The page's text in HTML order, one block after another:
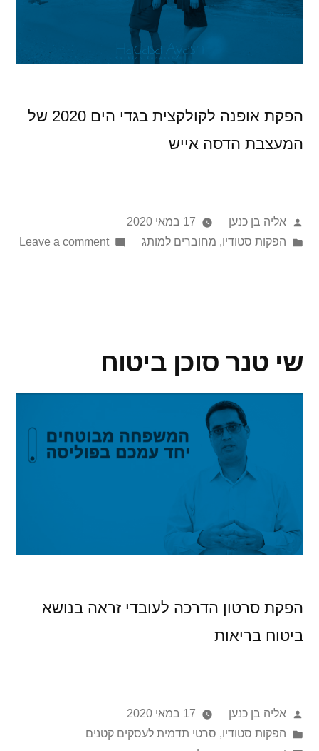
הפקת אופנה לקולקצית בגדי הים 2020 של
המעצבת הדסה אייש
אליה בן כנען
17 במאי 2020
הפקות סטודיו, מחוברים למותג Leave a comment
שי טנר סוכן ביטוח
הפקת סרטון הדרכה לעובדי זראה בנושא
ביטוח בריאות
אליה בן כנען
17 במאי 2020
הפקות סטודיו, סרטי תדמית לעסקים קטנים